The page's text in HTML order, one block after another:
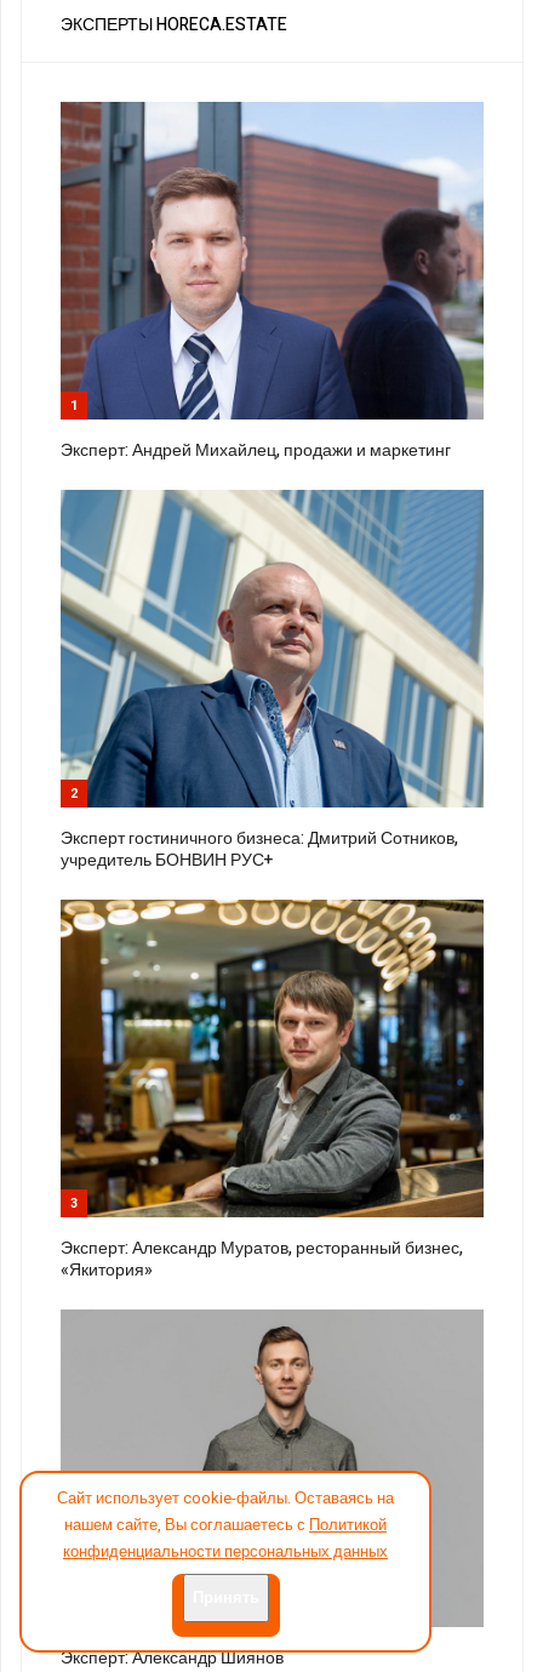
ЭКСПЕРТЫ HORECA.ESTATE
1
Эксперт: Андрей Михайлец, продажи и маркетинг
2
Эксперт гостиничного бизнеса: Дмитрий Сотников,
учредитель БОНВИН РУС+
3
Эксперт: Александр Муратов, ресторанный бизнес,
«Якитория»
Эксперт: Александр Шиянов
Сайт использует cookie-файлы. Оставаясь на
нашем сайте, Вы соглашаетесь с Политикой
конфиденциальности персональных данных